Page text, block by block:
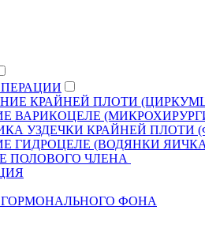
КРАЙНЕЙ ПЛОТИ
ВАРИКОЦЕЛЕ
УЗДЕЧКИ КРАЙНЕЙ ПЛОТИ
ГИДРОЦЕЛЕ (ВОДЯНКИ
ПОЛОВОГО ЧЛЕНА
ФОНА